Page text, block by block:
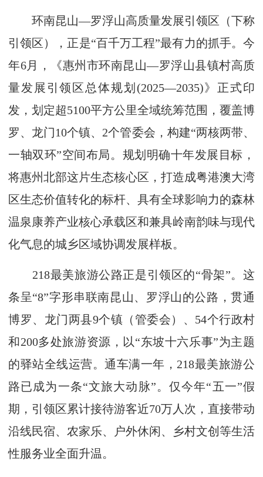
环南昆山—罗浮山高质量发展引领区（下称
引领区），正是“百千万工程”最有力的抓手。今
年6月，《惠州市环南昆山—罗浮山县镇村高质
量发展引领区总体规划(2025—2035)》正式印
发，划定超5100平方公里全域统筹范围，覆盖博
罗、龙门10个镇、2个管委会，构建“两核两带、
一轴双环”空间布局。规划明确十年发展目标，
将惠州北部这片生态核心区，打造成粤港澳大湾
区生态价值转化的标杆、具有全球影响力的森林
温泉康养产业核心承载区和兼具岭南韵味与现代
化气息的城乡区域协调发展样板。
218最美旅游公路正是引领区的“骨架”。这
条呈“8”字形串联南昆山、罗浮山的公路，贯通
博罗、龙门两县9个镇（管委会）、54个行政村
和200多处旅游资源，以“东坡十六乐事”为主题
的驿站全线运营。通车满一年，218最美旅游公
路已成为一条“文旅大动脉”。仅今年“五一”假
期，引领区累计接待游客近70万人次，直接带动
沿线民宿、农家乐、户外休闲、乡村文创等生活
性服务业全面升温。